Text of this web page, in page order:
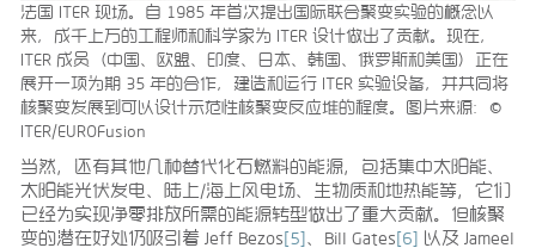
法国 ITER 现场。自 1985 年首次提出国际联合聚变实验的概念以
来，成千上万的工程师和科学家为 ITER 设计做出了贡献。现在，
ITER 成员（中国、欧盟、印度、日本、韩国、俄罗斯和美国）正在
展开一项为期 35 年的合作，建造和运行 ITER 实验设备，并共同将
核聚变发展到可以设计示范性核聚变反应堆的程度。图片来源：©
ITER/EUROFusion
当然，还有其他几种替代化石燃料的能源，包括集中太阳能、
太阳能光伏发电、陆上/海上风电场、生物质和地热能等，它们
已经为实现净零排放所需的能源转型做出了重大贡献。但核聚
变的潜在好处仍吸引着 Jeff Bezos [5] 、Bill Gates [6]
以及 Jameel